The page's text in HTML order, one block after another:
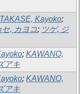
TAKASE, Kayoko;
セ, カヨコ; ツゲ, ジ
; KAWANO,
アキ
; KAWANO,
アキ